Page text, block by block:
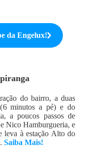
da Engelux!
do bairro, a duas
(6 minutos a pé) e do
a poucos passos de
Nico Hamburgueria, e
leva à estação Alto do
Saiba Mais!